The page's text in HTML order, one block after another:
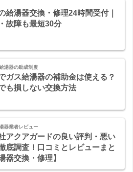
給湯器交換・修理24時間受付｜
故障も最短30分
湯器の助成制度
ガス給湯器の補助金は使える？
も損しない交換方法
器業者レビュー
アクアガードの良い評判・悪い
底調査！口コミとレビューまと
器交換・修理】